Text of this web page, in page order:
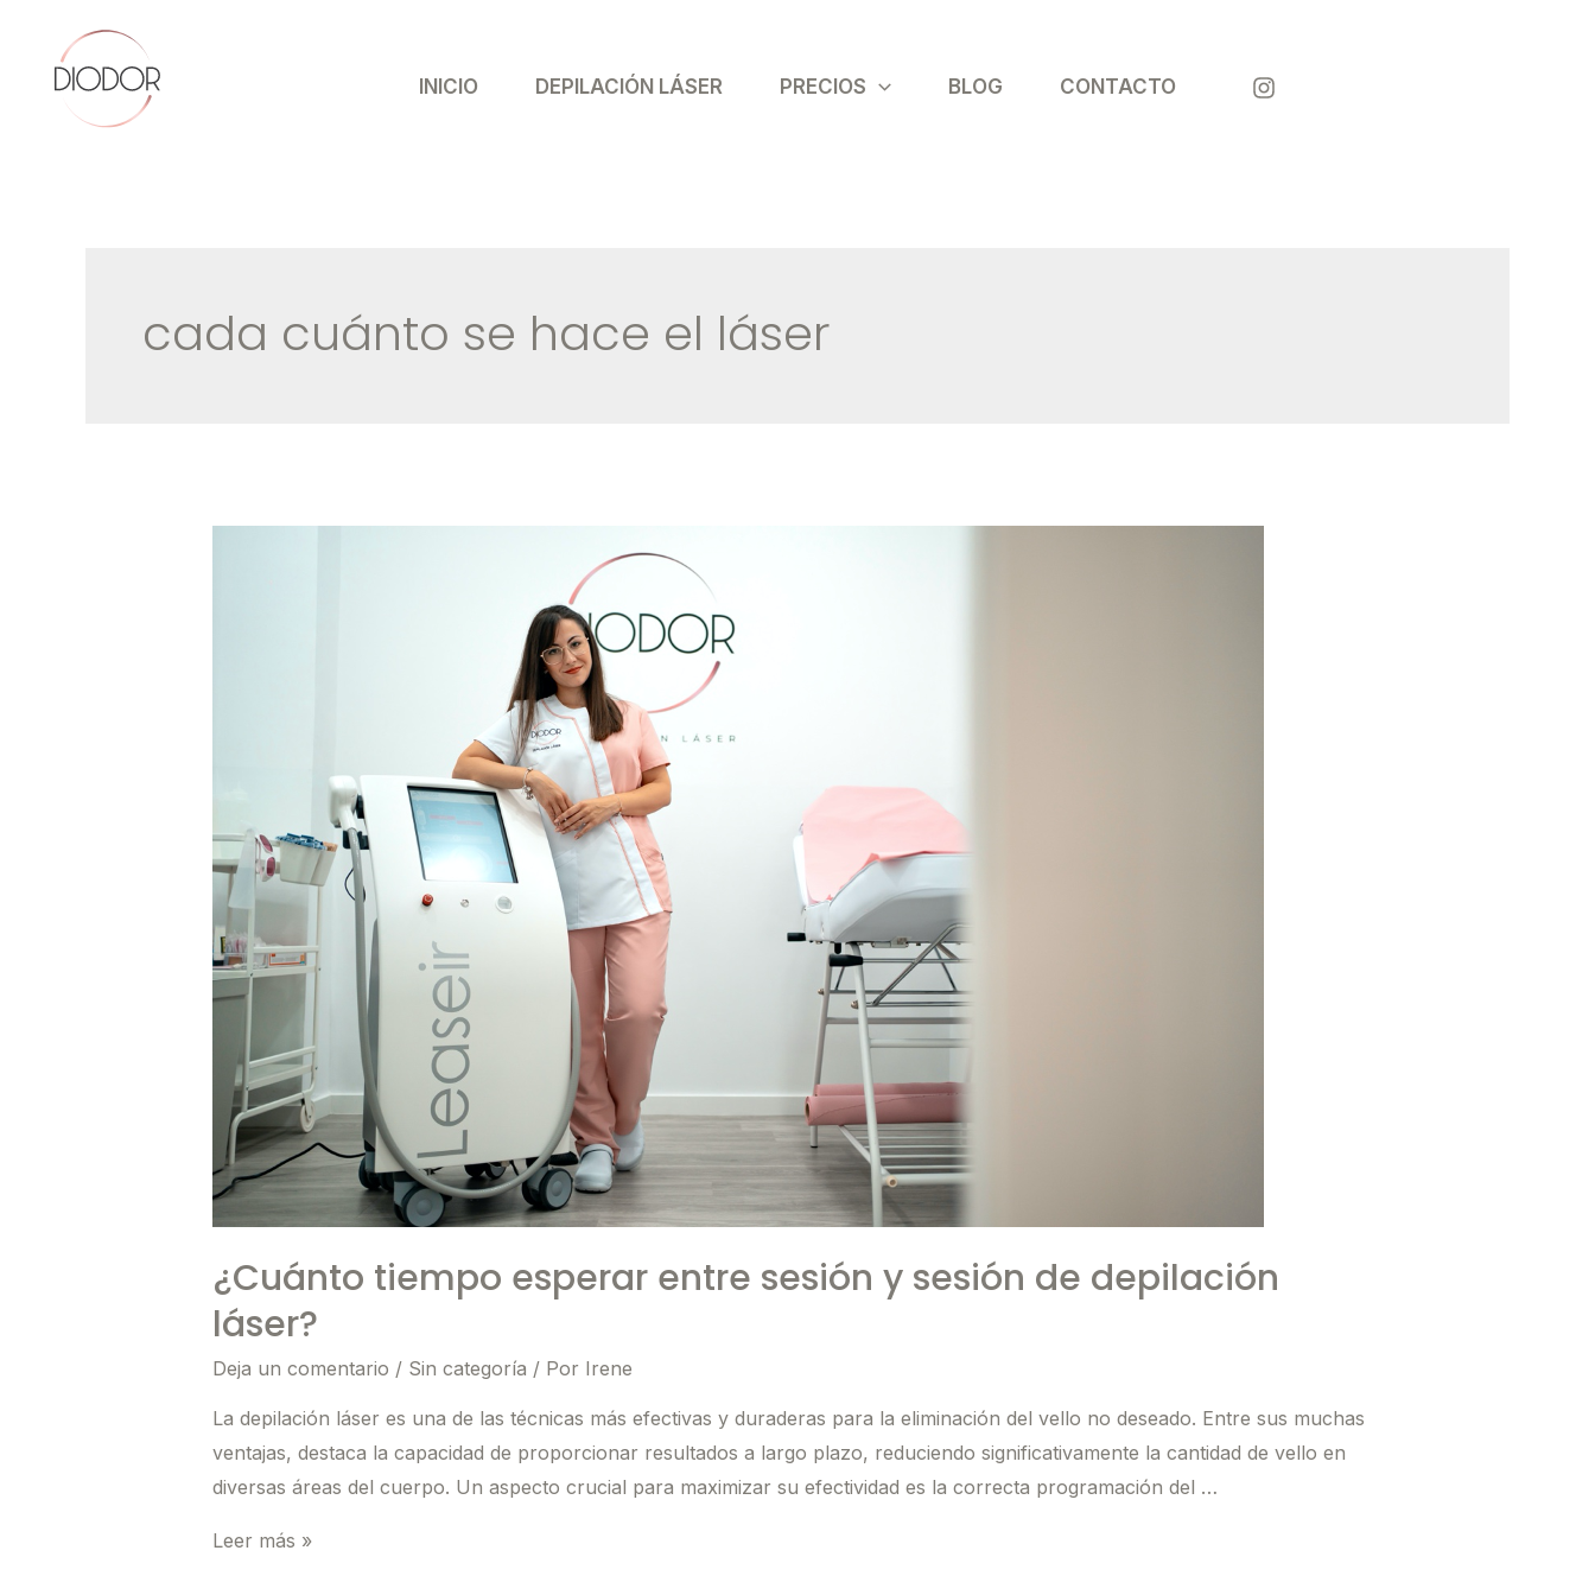
contenido
INICIO DEPILACIÓN LÁSER PRECIOS BLOG CONTACTO
cada cuánto se hace el láser
¿Cuánto tiempo esperar entre sesión y sesión de depilación
láser?
Deja un comentario / Sin categoría / Por Irene
La depilación láser es una de las técnicas más efectivas y duraderas para la eliminación del vello no deseado. Entre sus muchas
ventajas, destaca la capacidad de proporcionar resultados a largo plazo, reduciendo significativamente la cantidad de vello en
diversas áreas del cuerpo. Un aspecto crucial para maximizar su efectividad es la correcta programación del …
¿Cuánto
Leer más »